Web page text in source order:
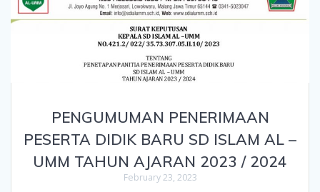
PENGUMUMAN PENERIMAAN
PESERTA DIDIK BARU SD ISLAM AL –
UMM TAHUN AJARAN 2023 / 2024
February 23, 2023